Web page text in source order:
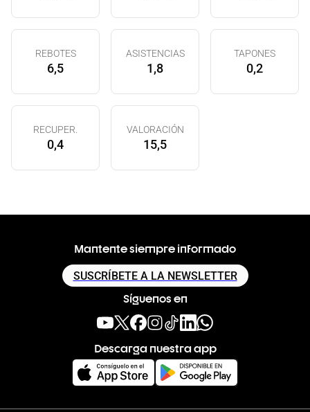
REBOTES
6,5
ASISTENCIAS
1,8
TAPONES
0,2
RECUPER.
0,4
VALORACIÓN
15,5
Mantente siempre informado
SUSCRÍBETE A LA NEWSLETTER
Síguenos en
Descarga nuestra app